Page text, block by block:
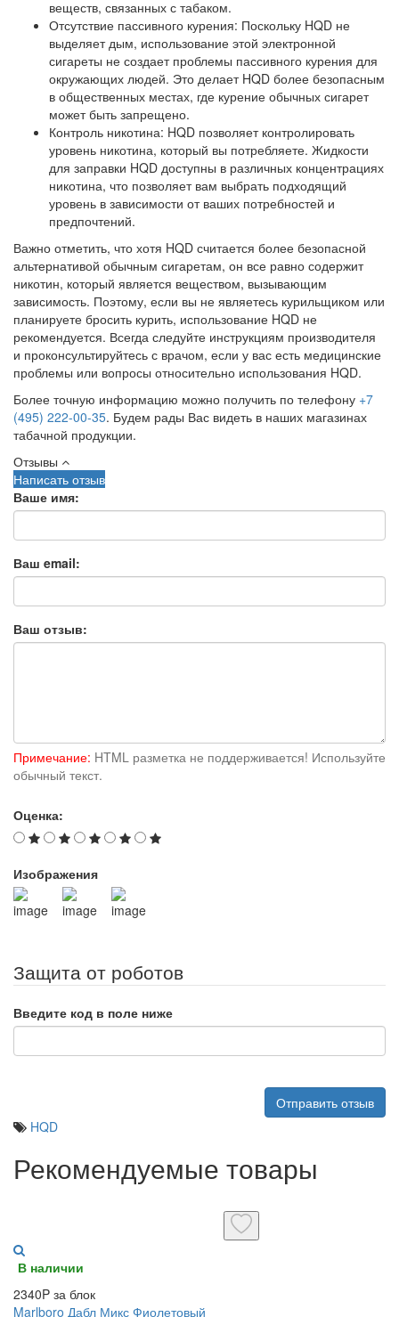
веществ, связанных с табаком.
Отсутствие пассивного курения: Поскольку HQD не
выделяет дым, использование этой электронной
сигареты не создает проблемы пассивного курения для
окружающих людей. Это делает HQD более безопасным
в общественных местах, где курение обычных сигарет
может быть запрещено.
Контроль никотина: HQD позволяет контролировать
уровень никотина, который вы потребляете. Жидкости
для заправки HQD доступны в различных концентрациях
никотина, что позволяет вам выбрать подходящий
уровень в зависимости от ваших потребностей и
предпочтений.
Важно отметить, что хотя HQD считается более безопасной
альтернативой обычным сигаретам, он все равно содержит
никотин, который является веществом, вызывающим
зависимость. Поэтому, если вы не являетесь курильщиком или
планируете бросить курить, использование HQD не
рекомендуется. Всегда следуйте инструкциям производителя
и проконсультируйтесь с врачом, если у вас есть медицинские
проблемы или вопросы относительно использования HQD.
Более точную информацию можно получить по телефону +7
(495) 222-00-35. Будем рады Вас видеть в наших магазинах
табачной продукции.
Отзывы
Написать отзыв
Ваше имя:
Ваш email:
Ваш отзыв:
Примечание: HTML разметка не поддерживается! Используйте
обычный текст.
Оценка:
Изображения
Защита от роботов
Введите код в поле ниже
Отправить отзыв
HQD
Рекомендуемые товары
В наличии
2340P за блок
Marlboro Дабл Микс Фиолетовый